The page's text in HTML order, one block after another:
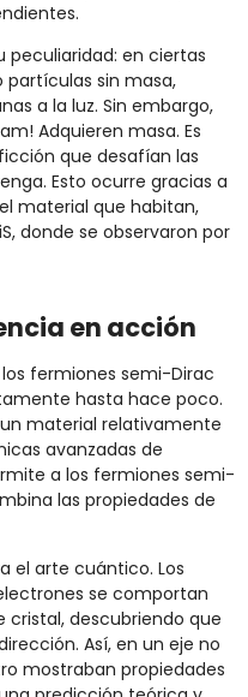
peculiaridad: en ciertas
sin masa,
a la luz. Sin embargo,
Adquieren masa. Es
que desafían las
Esto ocurre gracias a
material que habitan,
donde se observaron por
en acción
fermiones semi-Dirac
hasta hace poco.
material relativamente
avanzadas de
a los fermiones semi-
las propiedades de
el arte cuántico. Los
se comportan
descubriendo que
Así, en un eje no
mostraban propiedades